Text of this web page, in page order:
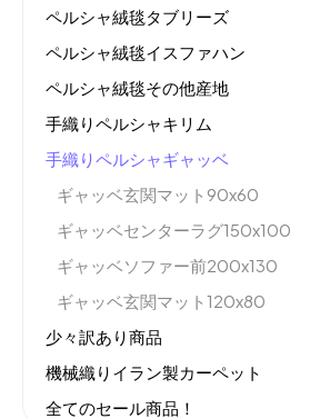
ペルシャ絨毯タブリーズ
ペルシャ絨毯イスファハン
ペルシャ絨毯その他産地
手織りペルシャキリム
手織りペルシャギャッベ
ギャッベ玄関マット90x60
ギャッベセンターラグ150x100
ギャッベソファー前200x130
ギャッベ玄関マット120x80
少々訳あり商品
機械織りイラン製カーペット
全てのセール商品！